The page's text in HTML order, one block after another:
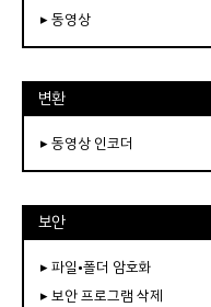
▸ 동영상
변환
▸ 동영상 인코더
보안
▸ 파일•폴더 암호화
▸ 보안 프로그램 삭제